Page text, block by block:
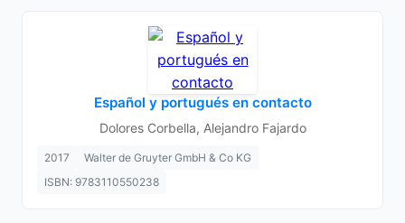
Español y portugués en contacto
Dolores Corbella, Alejandro Fajardo
2017
Walter de Gruyter GmbH & Co KG
ISBN: 9783110550238